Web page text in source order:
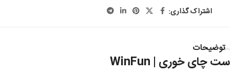
اشتراک گذاری:
توضیحات
ست چای خوری | WinFun